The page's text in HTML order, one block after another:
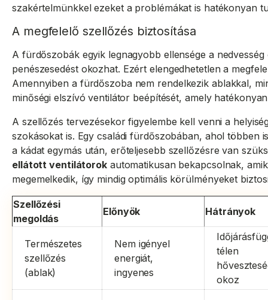
szakértelmünkkel ezeket a problémákat is hatékonyan
A megfelelő szellőzés biztosítása
A fürdőszobák egyik legnagyobb ellensége a
penészesedést okozhat. Ezért elengedhetetlen a
Amennyiben a fürdőszoba nem rendelkezik ablakkal,
minőségi elszívó ventilátor beépítését, amely
A szellőzés tervezésekor figyelembe kell venni a
szokásokat is. Egy családi fürdőszobában, ahol többen
a kádat egymás után, erőteljesebb szellőzésre van
ellátott ventilátorokautomatikusan bekapcsolnak,
megemelkedik, így mindig optimális körülményeket
Szellőzési
megoldás
Előnyök Hátrányok
Természetes
szellőzés
(ablak)
Nem igényel
energiát,
ingyenes
télen
okoz